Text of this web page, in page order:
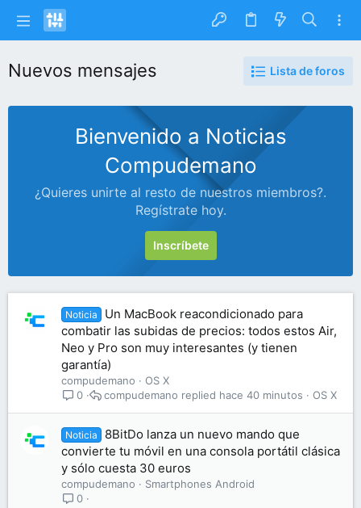
Nuevos mensajes Lista de foros
Bienvenido a Noticias
Compudemano
¿Quieres unirte al resto de nuestros miembros?.
Regístrate hoy.
Inscríbete
Noticia
Un MacBook reacondicionado para
combatir las subidas de precios: todos estos Air,
Neo y Pro son muy interesantes (y tienen
garantía)
compudemano
OS X
0
OS X
hace 40 minutos
compudemano
Noticia
8BitDo lanza un nuevo mando que
convierte tu móvil en una consola portátil clásica
y sólo cuesta 30 euros
compudemano
Smartphones Android
0